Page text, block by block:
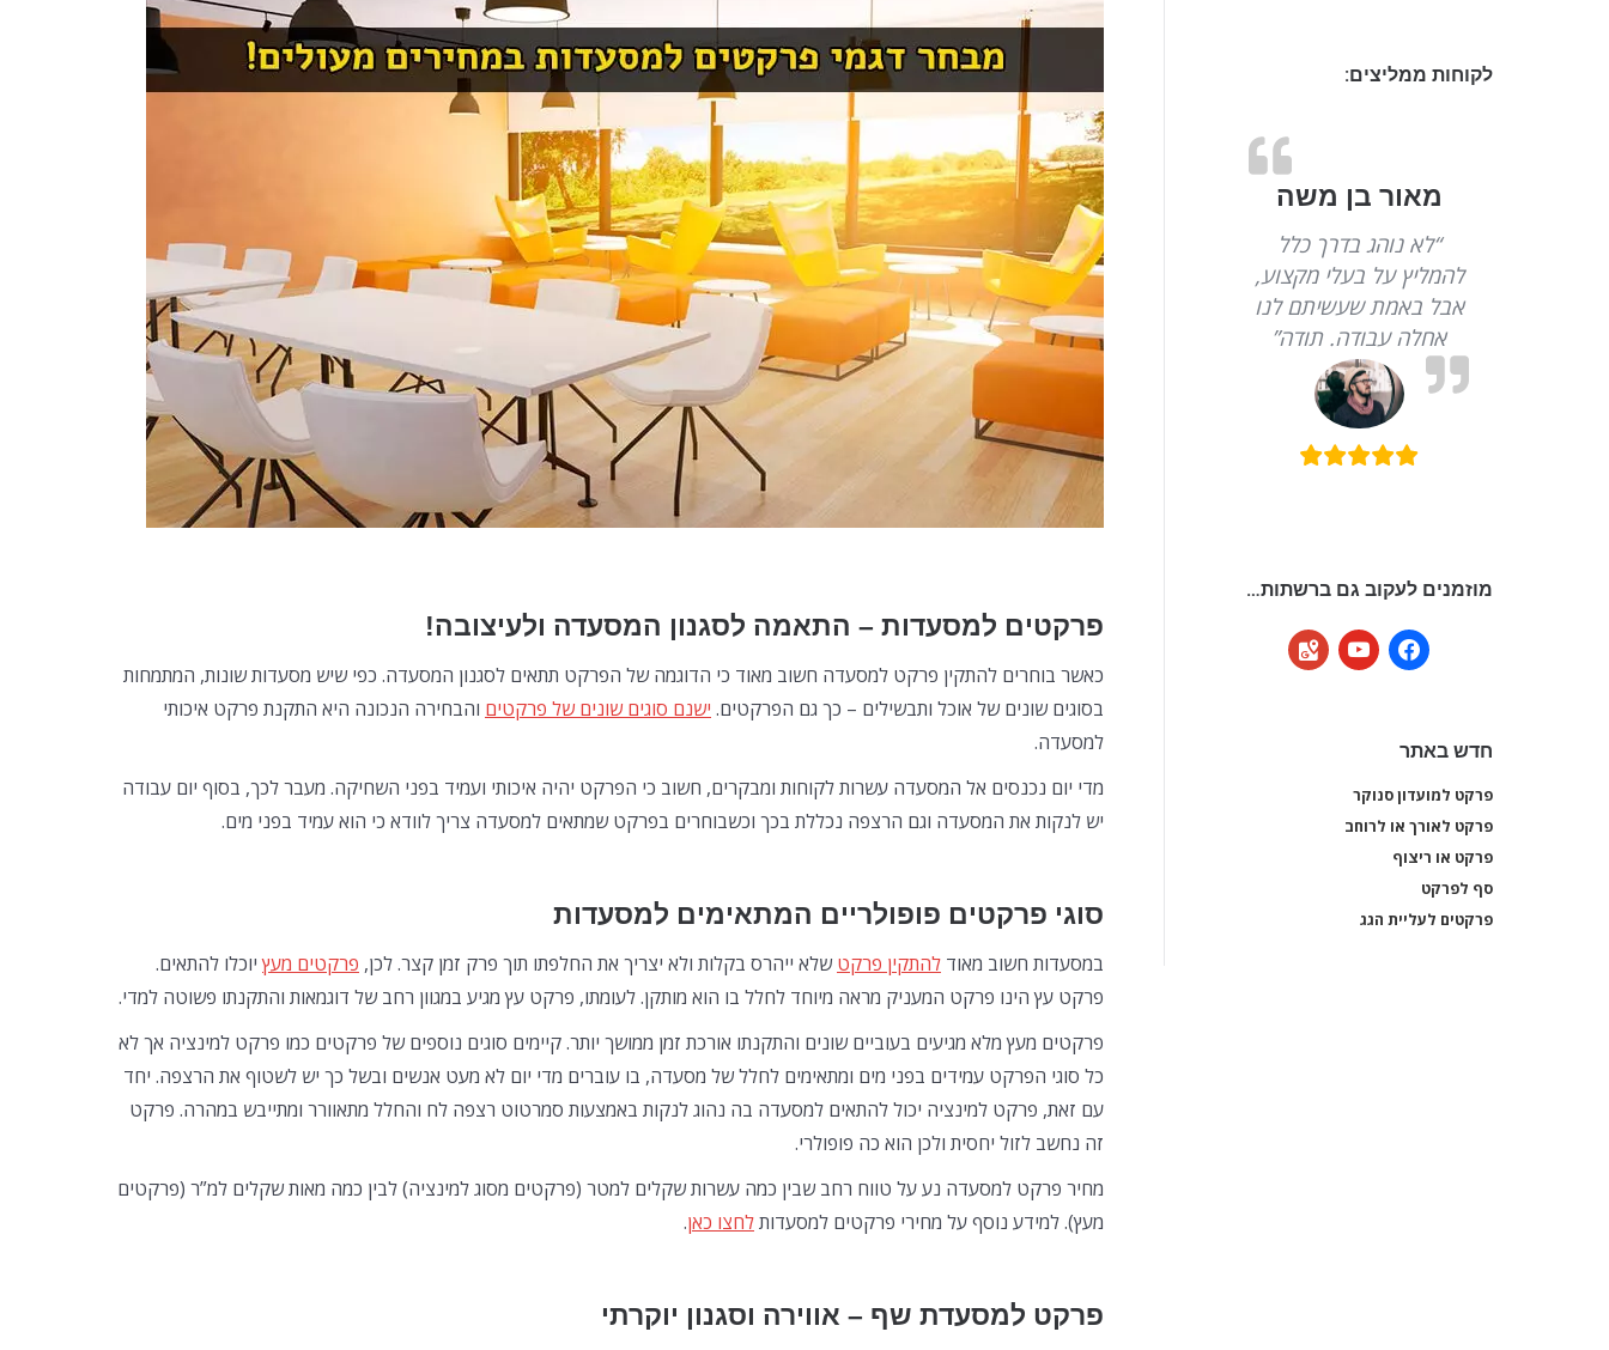
פרקטים למסעדות – התאמה לסגנון המסעדה ולעיצובה!
כאשר בוחרים להתקין פרקט למסעדה חשוב מאוד כי הדוגמה של הפרקט תתאים לסגנון המסעדה. כפי שיש מסעדות שונות, המתמחות
בסוגים שונים של אוכל ותבשילים – כך גם הפרקטים. ישנם סוגים שונים של פרקטים והבחירה הנכונה היא התקנת פרקט איכותי
למסעדה.
מדי יום נכנסים אל המסעדה עשרות לקוחות ומבקרים, חשוב כי הפרקט יהיה איכותי ועמיד בפני השחיקה. מעבר לכך, בסוף יום עבודה
יש לנקות את המסעדה וגם הרצפה נכללת בכך וכשבוחרים בפרקט שמתאים למסעדה צריך לוודא כי הוא עמיד בפני מים.
סוגי פרקטים פופולריים המתאימים למסעדות
במסעדות חשוב מאוד להתקין פרקט שלא ייהרס בקלות ולא יצריך את החלפתו תוך פרק זמן קצר. לכן, פרקטים מעץיוכלו להתאים.
פרקט עץ הינו פרקט המעניק מראה מיוחד לחלל בו הוא מותקן. לעומתו, פרקט עץ מגיע במגוון רחב של דוגמאות והתקנתו פשוטה למדי.
פרקטים מעץ מלא מגיעים בעוביים שונים והתקנתו אורכת זמן ממושך יותר. קיימים סוגים נוספים של פרקטים כמו פרקט למינציה אך לא
כל סוגי הפרקט עמידים בפני מים ומתאימים לחלל של מסעדה, בו עוברים מדי יום לא מעט אנשים ובשל כך יש לשטוף את הרצפה. יחד
עם זאת, פרקט למינציה יכול להתאים למסעדה בה נהוג לנקות באמצעות סמרטוט רצפה לח והחלל מתאוורר ומתייבש במהרה. פרקט
זה נחשב לזול יחסית ולכן הוא כה פופולרי.
מחיר פרקט למסעדה נע על טווח רחב שבין כמה עשרות שקלים למטר (פרקטים מסוג למינציה) לבין כמה מאות שקלים למ”ר (פרקטים
מעץ). למידע נוסף על מחירי פרקטים למסעדותלחצו כאן.
פרקט למסעדת שף – אווירה וסגנון יוקרתי
לקוחות ממליצים:
מאור בן משה
“לא נוהג בדרך כלל
להמליץ על בעלי מקצוע,
אבל באמת שעשיתם לנו
אחלה עבודה. תודה”
מוזמנים לעקוב גם ברשתות…
facebook
youtube
google-
maps
חדש באתר
פרקט למועדון סנוקר
פרקט לאורך או לרוחב
פרקטים לעליית הגג
פרקט למועדון סנוקר
פרקט לאורך או לרוחב
פרקט או ריצוף
סף לפרקט
פרקטים לעליית הגג